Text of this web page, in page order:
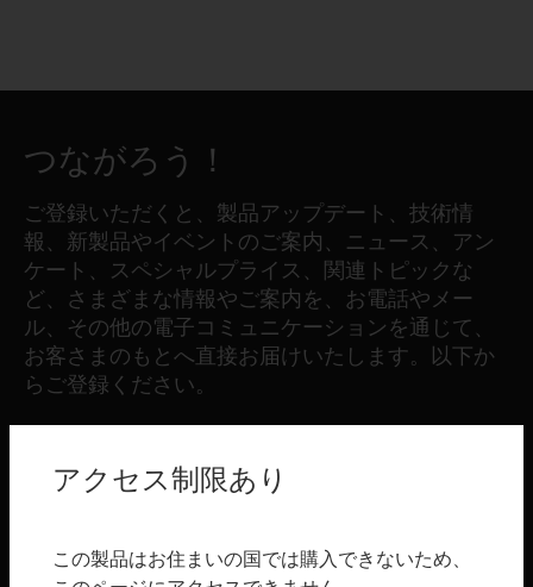
つながろう！
ご登録いただくと、製品アップデート、技術情
報、新製品やイベントのご案内、ニュース、アン
ケート、スペシャルプライス、関連トピックな
ど、さまざまな情報やご案内を、お電話やメー
ル、その他の電子コミュニケーションを通じて、
お客さまのもとへ直接お届けいたします。以下か
らご登録ください。
toggle view
アクセス制限あり
この製品はお住まいの国では購入できないため、